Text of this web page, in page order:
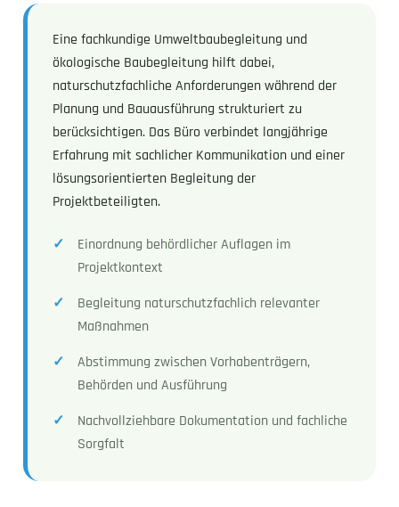
Eine fachkundige Umweltbaubegleitung und
ökologische Baubegleitung hilft dabei,
naturschutzfachliche Anforderungen während der
Planung und Bauausführung strukturiert zu
berücksichtigen. Das Büro verbindet langjährige
Erfahrung mit sachlicher Kommunikation und einer
lösungsorientierten Begleitung der
Projektbeteiligten.
Einordnung behördlicher Auflagen im
Projektkontext
Begleitung naturschutzfachlich relevanter
Maßnahmen
Abstimmung zwischen Vorhabenträgern,
Behörden und Ausführung
Nachvollziehbare Dokumentation und fachliche
Sorgfalt